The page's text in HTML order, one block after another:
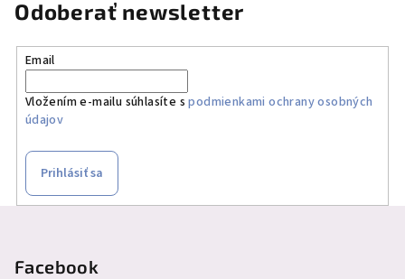
Odoberať newsletter
Email
Vložením e-mailu súhlasíte spodmienkami ochrany osobných
údajov
Prihlásiť sa
Facebook